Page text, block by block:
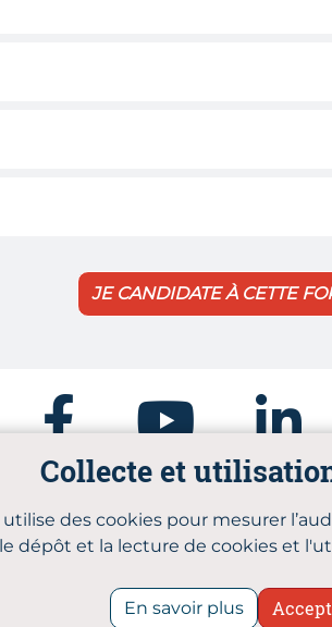
JE CANDIDATE À CETTE
Facebook Youtube Linkedin
Accessibilité :
CMA Formation Bourgogne
Collecte et
des cookies pour mesurer
dépôt et la lecture de cookies et
En savoir plus